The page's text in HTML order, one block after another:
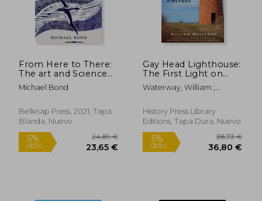
5% 5%
From Here to There:
The art and Science
of Finding and Losing
our way (en Inglés)
Michael Bond
Belknap Press, 2021, Tapa
Blanda, Nuevo
Gay Head Lighthouse:
The First Light on
Martha's Vineyard (en
Inglés)
Waterway, William ;
History Press Library
Editions, Tapa Dura, Nuevo